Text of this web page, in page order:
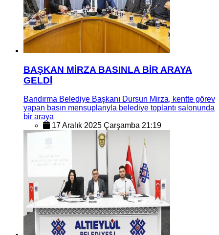
BAŞKAN MİRZA BASINLA BİR ARAYA
GELDİ
Bandırma Belediye Başkanı Dursun Mirza, kentte görev
yapan basın mensuplarıyla belediye toplantı salonunda
bir araya
17 Aralık 2025 Çarşamba 21:19